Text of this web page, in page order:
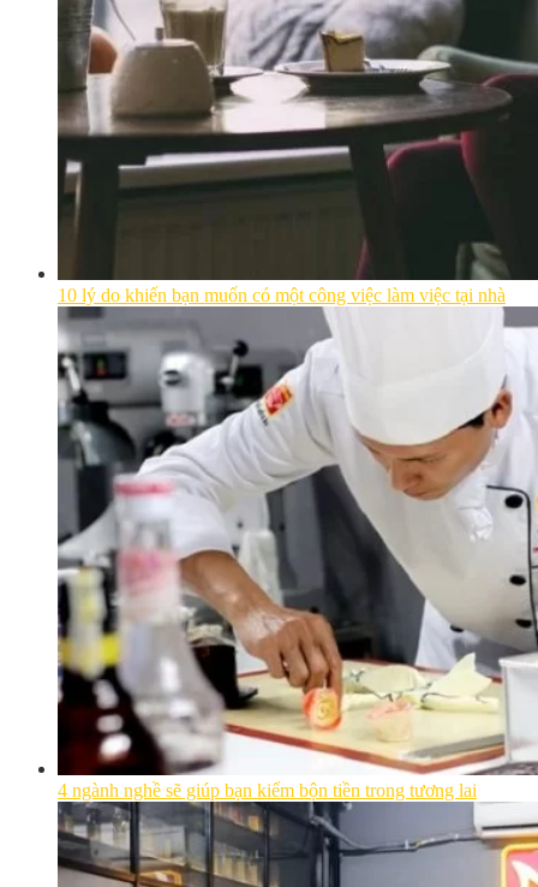
10 lý do khiến bạn muốn có một công việc làm việc tại nhà
4 ngành nghề sẽ giúp bạn kiếm bộn tiền trong tương lai